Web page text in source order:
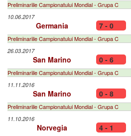
Preliminariile Campionatului Mondial - Grupa C
10.06.2017
Germania 7 - 0
Preliminariile Campionatului Mondial - Grupa C
26.03.2017
San Marino 0 - 6
Preliminariile Campionatului Mondial - Grupa C
11.11.2016
San Marino 0 - 8
Preliminariile Campionatului Mondial - Grupa C
11.10.2016
Norvegia 4 - 1